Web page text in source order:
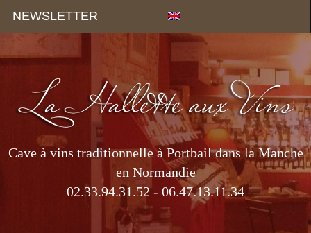
NEWSLETTER
Cave à vins traditionnelle à Portbail dans la Manche
en Normandie
02.33.94.31.52 - 06.47.13.11.34
Panneau de gestion des cookies